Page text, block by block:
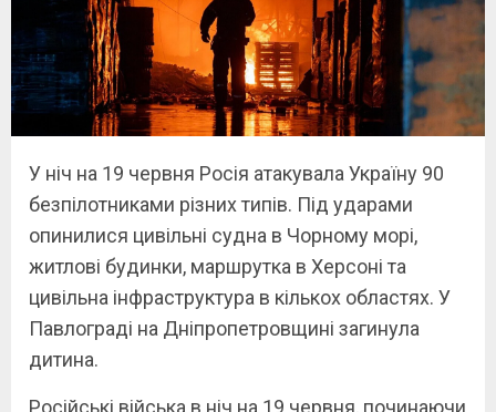
У ніч на 19 червня Росія атакувала Україну 90
безпілотниками різних типів. Під ударами
опинилися цивільні судна в Чорному морі,
житлові будинки, маршрутка в Херсоні та
цивільна інфраструктура в кількох областях. У
Павлограді на Дніпропетровщині загинула
дитина.
Російські війська в ніч на 19 червня, починаючи